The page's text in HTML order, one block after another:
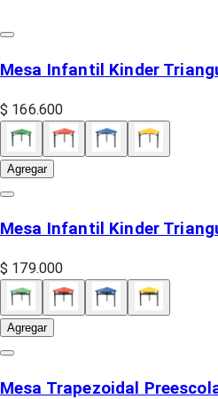
Mesa Infantil Kinder
$ 166.600
Agregar
Mesa Infantil Kinder
$ 179.000
Agregar
Mesa Trapezoidal